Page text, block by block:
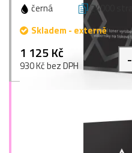
černá 24000 stran
Skladem - externě
1 125 Kč
930 Kč bez DPH -